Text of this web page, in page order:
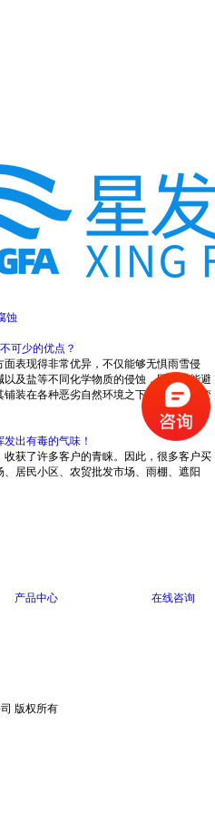
蚀
可少的优点？
表现得非常优异，不仅能够无惧雨雪侵
及盐等不同化学物质的侵蚀，同时还能避
装在各种恶劣自然环境之下都不会发生变
出有毒的气味！
获了许多客户的青睐。因此，很多客户买
居民小区、农贸批发市场、雨棚、遮阳
产品中心 在线咨询
版权所有